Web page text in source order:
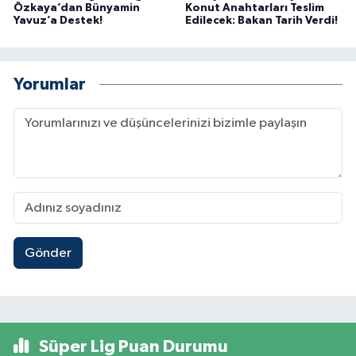
Özkaya’dan Bünyamin
Yavuz’a Destek!
Konut Anahtarları Teslim
Edilecek: Bakan Tarih Verdi!
Yorumlar
Gönder
Süper Lig Puan Durumu